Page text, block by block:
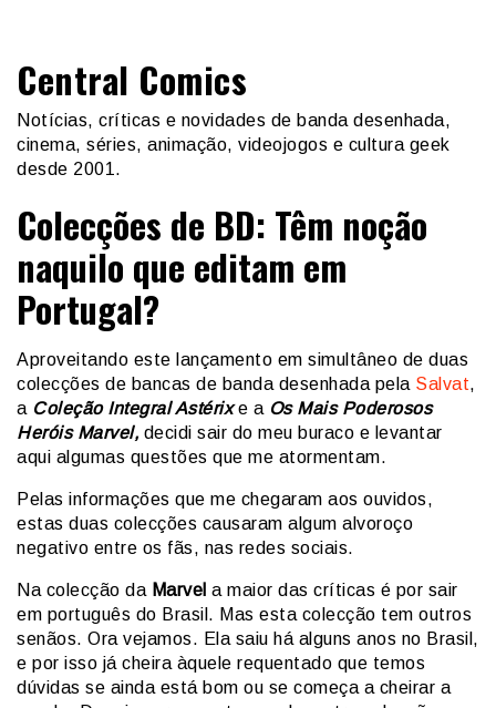
Central Comics
Notícias, críticas e novidades de banda desenhada,
cinema, séries, animação, videojogos e cultura geek
desde 2001.
Colecções de BD: Têm noção
naquilo que editam em
Portugal?
Aproveitando este lançamento em simultâneo de duas
colecções de bancas de banda desenhada pela Salvat,
a Coleção Integral Astérixe a Os Mais Poderosos
Heróis Marvel, decidi sair do meu buraco e levantar
aqui algumas questões que me atormentam.
Pelas informações que me chegaram aos ouvidos,
estas duas colecções causaram algum alvoroço
negativo entre os fãs, nas redes sociais.
Na colecção da Marvel a maior das críticas é por sair
em português do Brasil. Mas esta colecção tem outros
senãos. Ora vejamos. Ela saiu há alguns anos no Brasil,
e por isso já cheira àquele requentado que temos
dúvidas se ainda está bom ou se começa a cheirar a